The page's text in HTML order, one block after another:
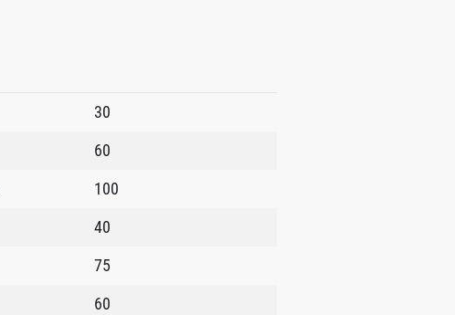
30
60
100
40
75
60